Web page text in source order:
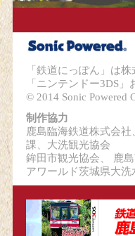
「鉄道にっぽん」は
「ニンテンドー3DS
© 2014 Sonic Powered
制作協力
鹿島臨海鉄道株式会
課、大洗観光協会
鉾田市観光協会、 鹿
アワールド茨城県大洗